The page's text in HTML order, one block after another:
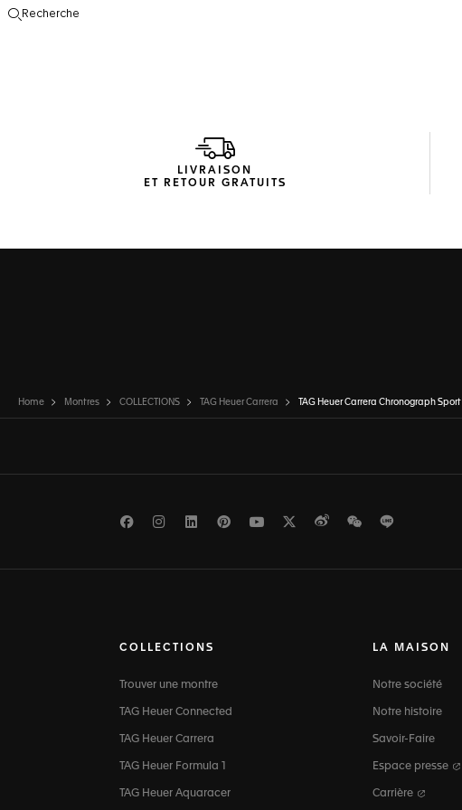
Recherche
LIVRAISON
ET RETOUR GRATUITS
Home Montres COLLECTIONS TAG Heuer Carrera TAG Heuer Carrera Chronograph Sport
FacebookInstagramLinkedInPinterest
Youtube
TwitterWeiboWeChat
COLLECTIONS
Trouver une montre
TAG Heuer Connected
TAG Heuer Carrera
TAG Heuer Formula 1
TAG Heuer Aquaracer
LA MAISON
Notre société
Notre histoire
Savoir-Faire
Espace presse
Carrière